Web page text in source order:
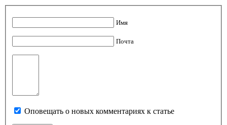
Имя
Почта
Оповещать о новых комментариях к статье